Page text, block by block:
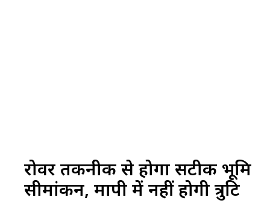
रोवर तकनीक से होगा सटीक भूमि
सीमांकन, मापी में नहीं होगी त्रुटि